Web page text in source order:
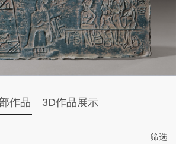
艺术馆
作品 3D作品展示
筛选